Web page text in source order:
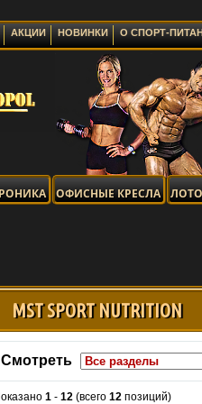
АКЦИИ НОВИНКИ О СПОРТ-
ОФИСНЫЕ КРЕСЛА
MST SPORT NUTRITION
Смотреть
1 - 12 (всего 12 позиций)